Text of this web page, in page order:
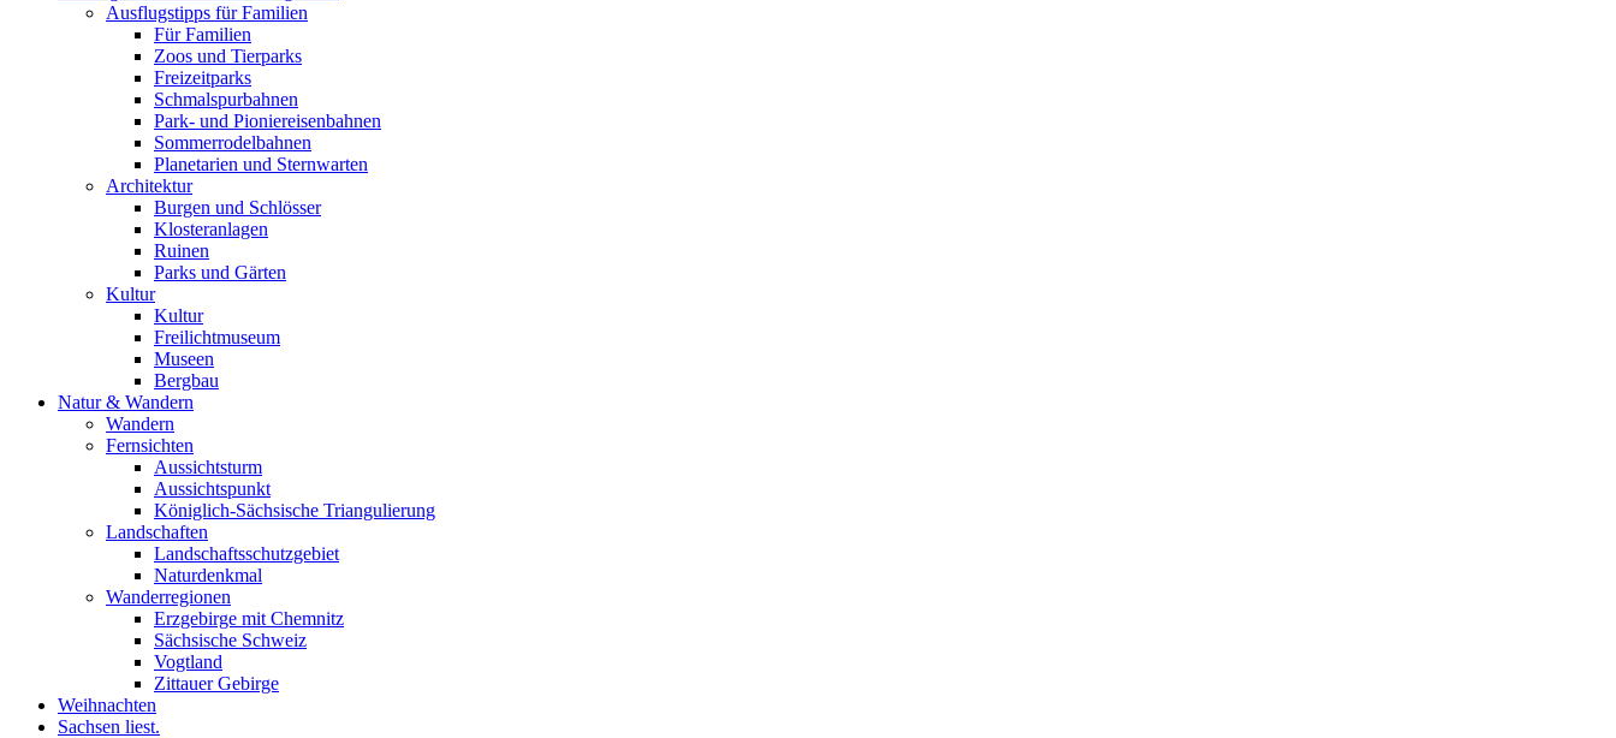
Ausflugstipps für Familien
Für Familien
Zoos und Tierparks
Freizeitparks
Schmalspurbahnen
Park- und Pioniereisenbahnen
Sommerrodelbahnen
Planetarien und Sternwarten
Architektur
Burgen und Schlösser
Klosteranlagen
Ruinen
Parks und Gärten
Kultur
Kultur
Freilichtmuseum
Museen
Bergbau
Natur & Wandern
Wandern
Fernsichten
Aussichtsturm
Aussichtspunkt
Königlich-Sächsische Triangulierung
Landschaften
Landschaftsschutzgebiet
Naturdenkmal
Wanderregionen
Erzgebirge mit Chemnitz
Sächsische Schweiz
Vogtland
Zittauer Gebirge
Weihnachten
Sachsen liest.